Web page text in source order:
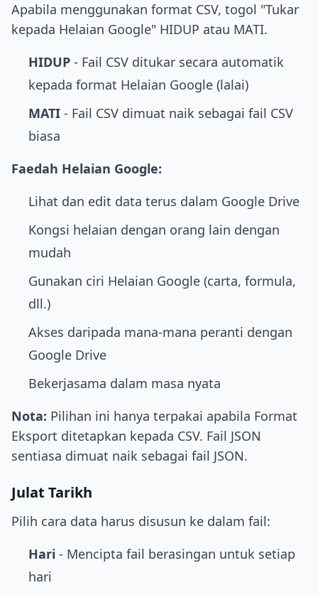
Apabila menggunakan format CSV, togol "Tukar
kepada Helaian Google" HIDUP atau MATI.
HIDUP - Fail CSV ditukar secara automatik
kepada format Helaian Google (lalai)
MATI - Fail CSV dimuat naik sebagai fail CSV
biasa
Faedah Helaian Google:
Lihat dan edit data terus dalam Google Drive
Kongsi helaian dengan orang lain dengan
mudah
Gunakan ciri Helaian Google (carta, formula,
dll.)
Akses daripada mana-mana peranti dengan
Google Drive
Bekerjasama dalam masa nyata
Nota: Pilihan ini hanya terpakai apabila Format
Eksport ditetapkan kepada CSV. Fail JSON
sentiasa dimuat naik sebagai fail JSON.
Julat Tarikh
Pilih cara data harus disusun ke dalam fail:
Hari - Mencipta fail berasingan untuk setiap
hari